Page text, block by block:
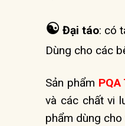
☯ Đại táo: có
Dùng cho các
Sản phẩm
và các chất vi
phẩm dùng